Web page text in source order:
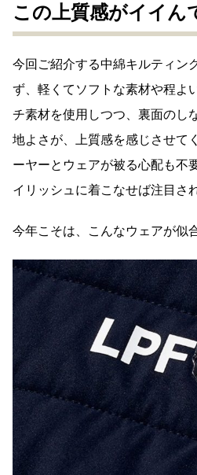
この上質感がイイん
今回ご紹介する中綿キルティン
ず、軽くてソフトな素材や程よ
チ素材を使用しつつ、裏面のし
地よさが、上質感を感じさせて
ーヤーとウェアが被る心配も不
イリッシュに着こなせば注目さ
今年こそは、こんなウェアが似